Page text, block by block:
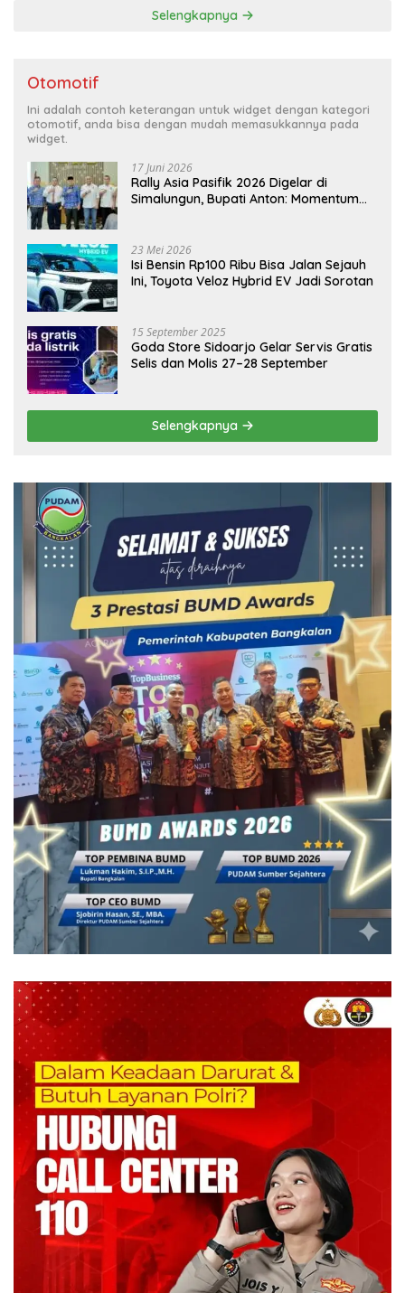
Selengkapnya
Otomotif
Ini adalah contoh keterangan untuk widget dengan kategori
otomotif, anda bisa dengan mudah memasukkannya pada
widget.
17 Juni 2026
Rally Asia Pasifik 2026 Digelar di
Simalungun, Bupati Anton: Momentum
23 Mei 2026
Isi Bensin Rp100 Ribu Bisa Jalan Sejauh
Ini, Toyota Veloz Hybrid EV Jadi Sorotan
15 September 2025
Goda Store Sidoarjo Gelar Servis Gratis
Selis dan Molis 27–28 September
Selengkapnya